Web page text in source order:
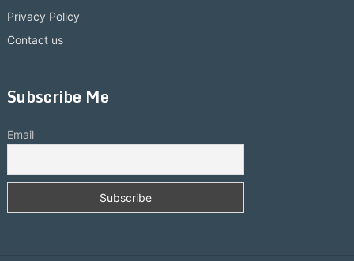
Privacy Policy
Contact us
Subscribe Me
Email